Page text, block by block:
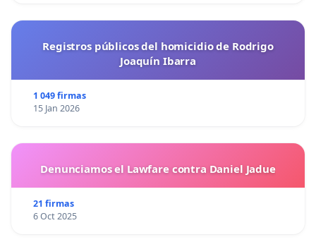
Registros públicos del homicidio de Rodrigo
Joaquín Ibarra
1 049 firmas
15 Jan 2026
Denunciamos el Lawfare contra Daniel Jadue
21 firmas
6 Oct 2025